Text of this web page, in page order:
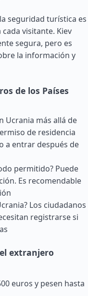
seguridad turística es
visitante. Kiev
segura, pero es
la información y
de los Países
Ucrania más allá de
de residencia
a entrar después de
permitido? Puede
Es recomendable
Los ciudadanos
registrarse si
extranjero
euros y pesen hasta